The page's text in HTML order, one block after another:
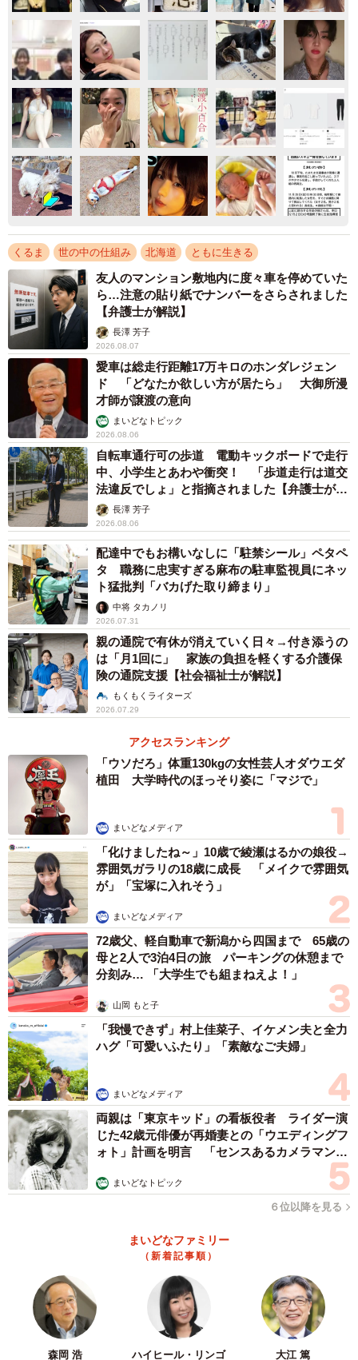
くるま 世の中の仕組み 北海道 ともに生きる
友人のマンション敷地内に度々車を停めていた
ら…注意の貼り紙でナンバーをさらされました
【弁護士が解説】
長澤 芳子
2026.08.07
愛車は総走行距離17万キロのホンダレジェン
ド 「どなたか欲しい方が居たら」 大御所漫
才師が譲渡の意向
まいどなトピック
2026.08.06
自転車通行可の歩道 電動キックボードで走行
中、小学生とあわや衝突！ 「歩道走行は道交
法違反でしょ」と指摘されました【弁護士が解
説】長澤 芳子
2026.08.06
配達中でもお構いなしに「駐禁シール」ペタペ
タ 職務に忠実すぎる麻布の駐車監視員にネッ
ト猛批判「バカげた取り締まり」
中将 タカノリ
2026.07.31
親の通院で有休が消えていく日々→付き添うの
は「月1回に」 家族の負担を軽くする介護保
険の通院支援【社会福祉士が解説】
もくもくライターズ
2026.07.29
アクセスランキング
「ウソだろ」体重130kgの女性芸人オダウエダ
植田 大学時代のほっそり姿に「マジで」
まいどなメディア
「化けましたね～」10歳で綾瀬はるかの娘役→
雰囲気ガラリの18歳に成長 「メイクで雰囲気
が」「宝塚に入れそう」
まいどなメディア
72歳父、軽自動車で新潟から四国まで 65歳の
母と2人で3泊4日の旅 パーキングの休憩まで
分刻み… 「大学生でも組まねえよ！」
山岡 もと子
「我慢できず」村上佳菜子、イケメン夫と全力
ハグ「可愛いふたり」「素敵なご夫婦」
まいどなメディア
両親は「東京キッド」の看板役者 ライダー演
じた42歳元俳優が再婚妻との「ウエディングフ
ォト」計画を明言 「センスあるカメラマン求
まいどなトピック
６位以降を見る
まいどなファミリー
（新着記事順）
森岡 浩 ハイヒール・リンゴ 大江 篤